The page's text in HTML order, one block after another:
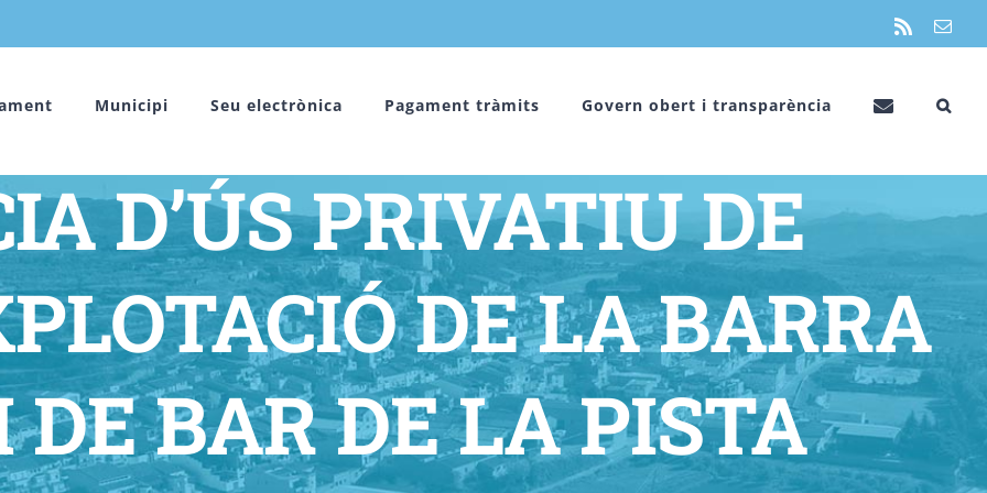
Rss
Municipi Seu electrònica Pagament tràmits Govern obert i transparència
CONCESSIÓ D’UNA
D’ÚS PRIVATIU DE
DE LA BARRA
DE BAR DE LA PISTA